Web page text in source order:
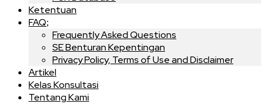
Ketentuan
FAQ
Frequently Asked Questions
SE Benturan Kepentingan
Privacy Policy, Terms of Use and Disclaimer
Artikel
Kelas Konsultasi
Tentang Kami